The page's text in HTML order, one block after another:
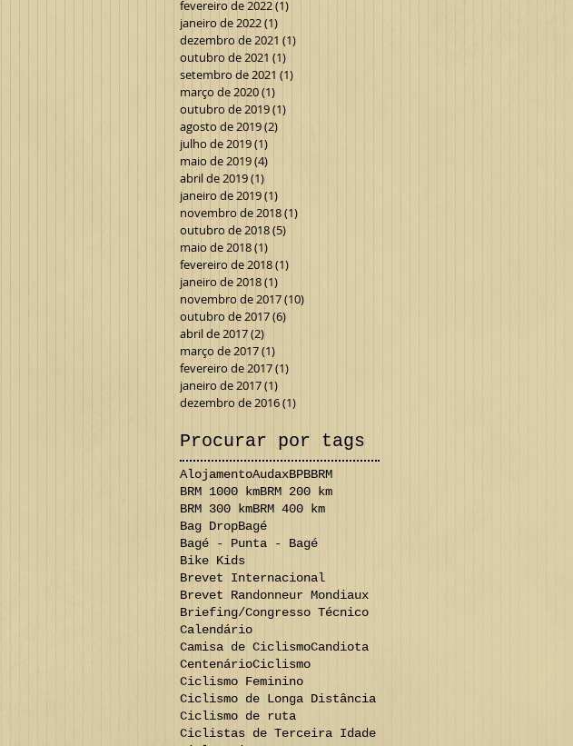
fevereiro de 2022(1)
janeiro de 2022(1)
dezembro de 2021 (1)
outubro de 2021 (1)
setembro de 2021 (1)
março de 2020(1)
outubro de 2019(1)
agosto de 2019(2)
julho de 2019(1)
maio de 2019(4)
abril de 2019(1)
janeiro de 2019(1)
novembro de 2018(1)
outubro de 2018(5)
maio de 2018(1)
fevereiro de 2018(1)
janeiro de 2018(1)
novembro de 2017(10)
outubro de 2017(6)
abril de 2017(2)
março de 2017(1)
fevereiro de 2017(1)
janeiro de 2017(1)
dezembro de 2016(1)
Procurar por tags
AlojamentoAudaxBPBBRM
BRM 1000 kmBRM 200 km
BRM 300 kmBRM 400 km
Bag DropBagé
Bagé - Punta - Bagé
Bike Kids
Brevet Internacional
Brevet Randonneur Mondiaux
Briefing/Congresso Técnico
Calendário
Camisa de CiclismoCandiota
CentenárioCiclismo
Ciclismo Feminino
Ciclismo de Longa Distância
Ciclismo de ruta
Ciclistas de Terceira Idade